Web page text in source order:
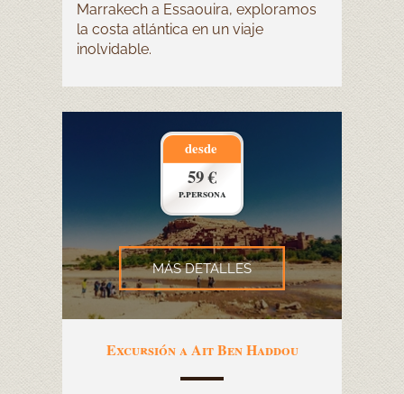
Marrakech a Essaouira, exploramos
la costa atlántica en un viaje
inolvidable.
Excursión a Ait Ben Haddou
MÁS DETALLES
desde
59 €
p.persona